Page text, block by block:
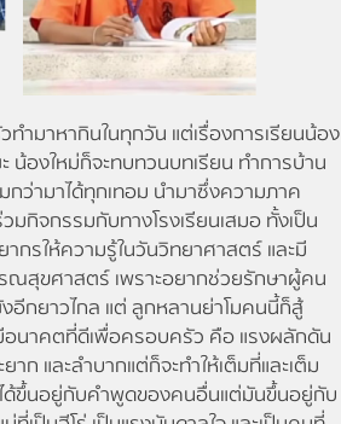
ำมาหากินในทุกวัน แต่เรื่องการเรียนน้อง
น้องใหม่ก็จะทบทวนบทเรียน ทำการบ้าน
ว่ามาได้ทุกเทอม นำมาซึ่งความภาค
กิจกรรมกับทางโรงเรียนเสมอ ทั้งเป็น
กรให้ความรู้ในวันวิทยาศาสตร์ และมี
ณสุขศาสตร์ เพราะอยากช่วยรักษาผู้คน
อีกยาวไกล แต่ ลูกหลานย่าโมคนนี้ก็สู้
อนาคตที่ดีเพื่อครอบครัว คือ แรงผลักดัน
าก และลำบากแต่ก็จะทำให้เต็มที่และเต็ม
ได้ขึ้นอยู่กับคำพูดของคนอื่นแต่มันขึ้นอยู่กับ